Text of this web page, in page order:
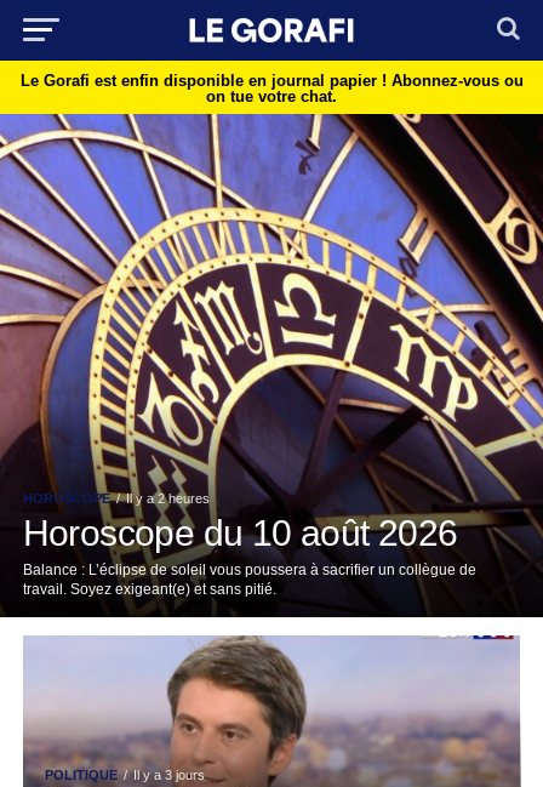
Le Gorafi est enfin disponible en journal papier ! Abonnez-vous ou
on tue votre chat.
HOROSCOPE Il y a 2 heures
Horoscope du 10 août 2026
Balance : L’éclipse de soleil vous poussera à sacrifier un collègue de
travail. Soyez exigeant(e) et sans pitié.
POLITIQUE Il y a 3 jours